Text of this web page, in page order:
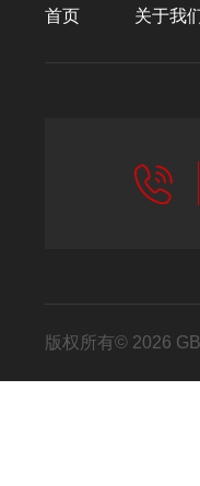
首页 关于我
版权所有© 2026